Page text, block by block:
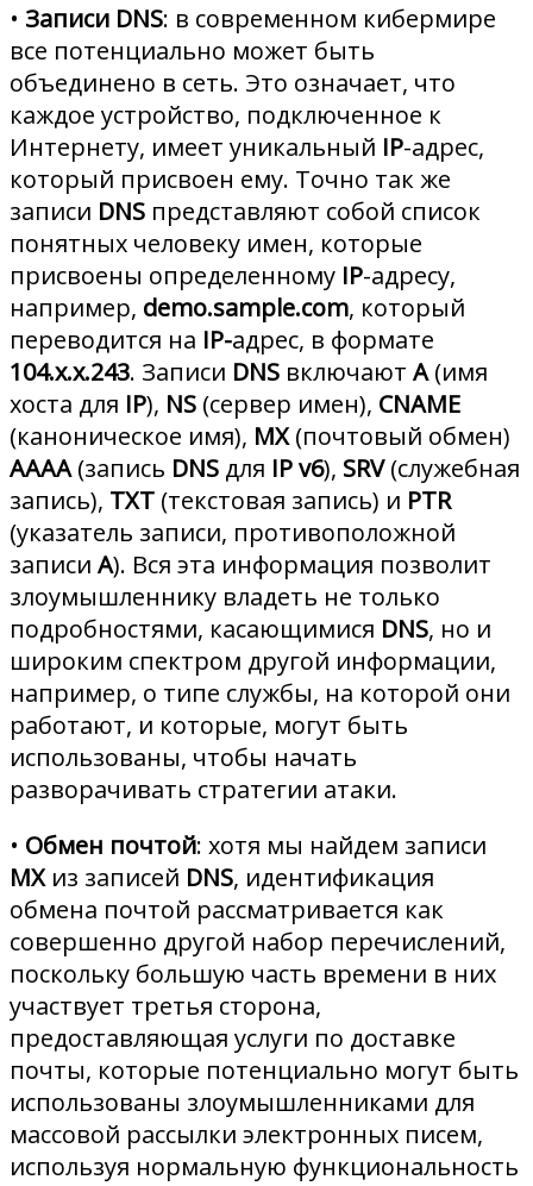
• Записи DNS: в современном кибермире
все потенциально может быть
объединено в сеть. Это означает, что
каждое устройство, подключенное к
Интернету, имеет уникальный IP-адрес,
который присвоен ему. Точно так же
записи DNS представляют собой список
понятных человеку имен, которые
присвоены определенному IP-адресу,
например, demo.sample.com, который
переводится на IP-адрес, в формате
104.x.x.243. Записи DNS включают A(имя
хоста для IP), NS (сервер имен), CNAME
(каноническое имя), MX(почтовый обмен)
AAAA(запись DNS для IP v6), SRV(служебная
запись), TXT (текстовая запись) и PTR
(указатель записи, противоположной
записи А). Вся эта информация позволит
злоумышленнику владеть не только
подробностями, касающимися DNS, но и
широким спектром другой информации,
например, о типе службы, на которой они
работают, и которые, могут быть
использованы, чтобы начать
разворачивать стратегии атаки.
• Обмен почтой: хотя мы найдем записи
MXиз записей DNS, идентификация
обмена почтой рассматривается как
совершенно другой набор перечислений,
поскольку большую часть времени в них
участвует третья сторона,
предоставляющая услуги по доставке
почты, которые потенциально могут быть
использованы злоумышленниками для
массовой рассылки электронных писем,
используя нормальную функциональность